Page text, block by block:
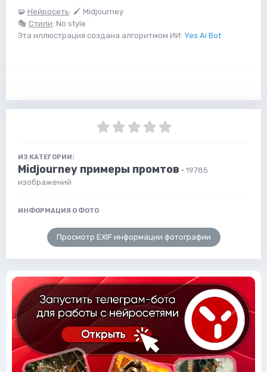
🧩 Нейросеть: 🖌 Midjourney
🎭 Стили: No style
Эта иллюстрация создана алгоритмом ИИ: Yes Ai Bot
ИЗ КАТЕГОРИИ:
Midjourney примеры промтов · 19785
изображений
ИНФОРМАЦИЯ О ФОТО
Просмотр EXIF информации фотографии